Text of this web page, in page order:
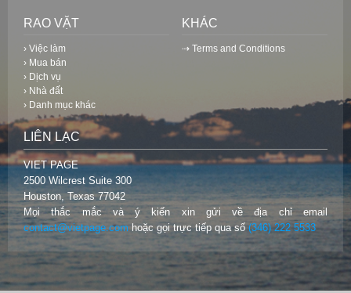
RAO VẶT
› Việc làm
› Mua bán
› Dịch vụ
› Nhà đất
› Danh mục khác
KHÁC
⇢ Terms and Conditions
LIÊN LẠC
VIET PAGE
2500 Wilcrest Suite 300
Houston, Texas 77042
Mọi thắc mắc và ý kiến xin gửi về địa chỉ email
contact@vietpage.com hoặc gọi trực tiếp qua số(346) 222 5533